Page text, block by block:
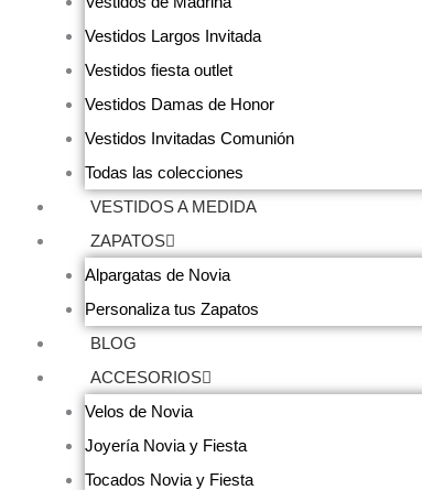
Vestidos Largos Invitada
Vestidos fiesta outlet
Vestidos Damas de Honor
Vestidos Invitadas Comunión
Todas las colecciones
VESTIDOS A MEDIDA
ZAPATOS
Alpargatas de Novia
Personaliza tus Zapatos
BLOG
ACCESORIOS
Velos de Novia
Joyería Novia y Fiesta
Tocados Novia y Fiesta